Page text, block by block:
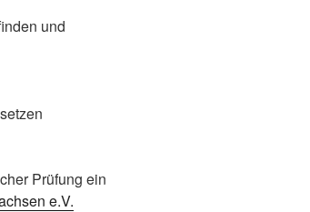
und
Prüfung ein
e.V.